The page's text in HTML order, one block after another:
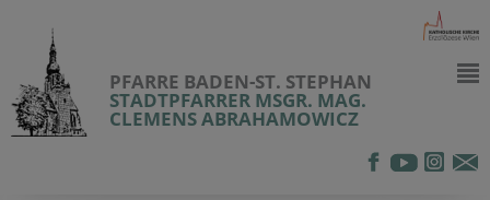
PFARRE BADEN-ST. STEPHAN
STADTPFARRER MSGR. MAG.
CLEMENS ABRAHAMOWICZ